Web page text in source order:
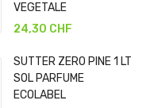
VEGETALE
24,30 CHF
SUTTER ZERO PINE 1 LT
SOL PARFUME
ECOLABEL